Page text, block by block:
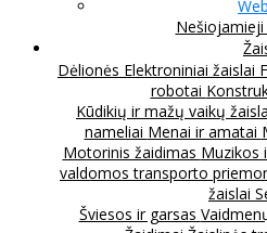
Dėlionės Elektroniniai žaislai
robotai
Kūdikių ir mažų vaikų
nameliai Menai ir amatai
Motorinis žaidimas Muzikos
valdomos transporto
žaislai
Šviesos ir garsas